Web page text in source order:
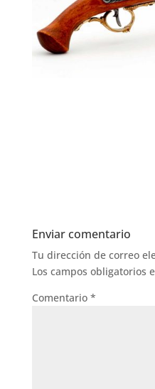
Enviar comentario
Tu dirección de correo
Los campos obligatorios
Comentario *